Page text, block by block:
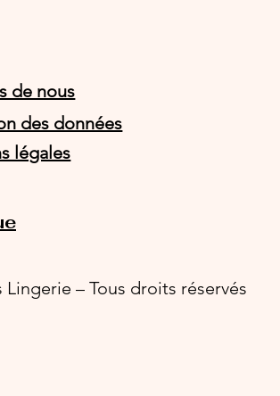
de nous
des données
légales
– Tous droits réservés